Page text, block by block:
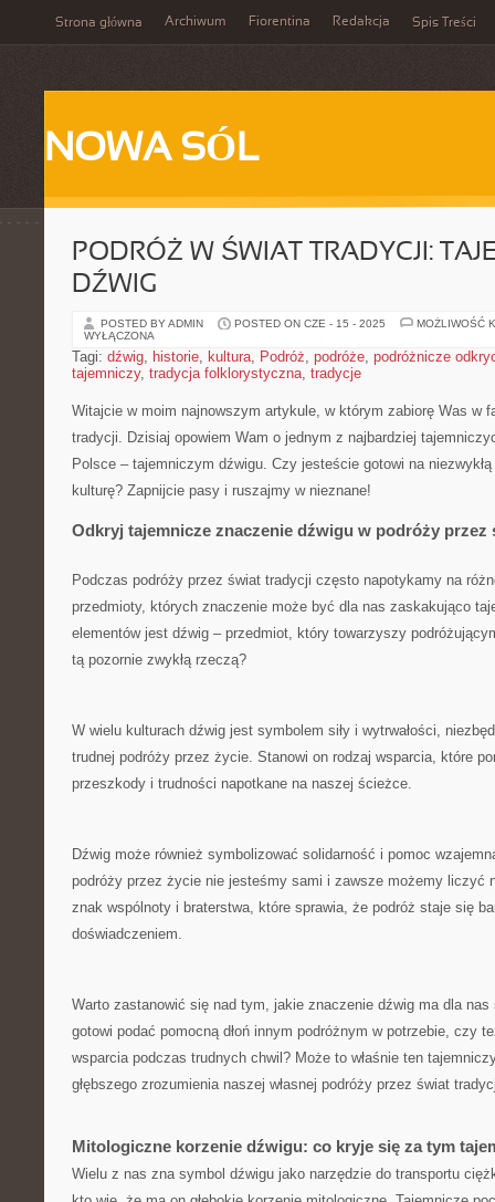
Strona główna Archiwum Fiorentina Redakcja Spis Treści
NOWA SÓL
PODRÓŻ W ŚWIAT TRADYCJI:
DŹWIG
POSTED BY ADMIN POSTED ON CZE - 15 - 2025
MOŻLIWOŚĆ
WYŁĄCZONA
Tagi: dźwig, historie, kultura, Podróż, podróże, podróżnicze
tajemniczy, tradycja folklorystyczna, tradycje
Witajcie w moim najnowszym artykule, w którym zabiorę Was w
tradycji. Dzisiaj⁤ opowiem Wam o jednym z najbardziej
Polsce – tajemniczym ​dźwigu. Czy jesteście gotowi na
kulturę? Zapnijcie pasy i ruszajmy w nieznane!
Odkryj tajemnicze ⁢znaczenie dźwigu w podróży przez
Podczas podróży przez świat⁢ tradycji często napotykamy⁢ na
⁣przedmioty, których znaczenie może być dla nas zaskakująco
elementów jest dźwig – przedmiot, który towarzyszy
tą pozornie zwykłą rzeczą?
W wielu ⁢kulturach⁤ dźwig⁤ jest symbolem siły i wytrwałości,
trudnej podróży przez życie. Stanowi on rodzaj ‌wsparcia, które
przeszkody i ‌trudności napotkane‌ na naszej ‌ścieżce.
Dźwig może ⁤również symbolizować solidarność i pomoc
podróży przez życie nie ⁣jesteśmy ⁢sami i zawsze możemy liczyć
znak⁢ wspólnoty i braterstwa, które sprawia, że ​podróż staje się
doświadczeniem.
Warto zastanowić się nad tym, jakie‍ znaczenie dźwig ma dla
gotowi podać ‍pomocną‌ dłoń innym podróżnym w potrzebie, czy
wsparcia podczas trudnych chwil? Może to właśnie ten
głębszego zrozumienia⁤ naszej ‍własnej podróży przez świat
Mitologiczne korzenie​ dźwigu: co kryje się za tym
Wielu z nas zna symbol dźwigu jako ‌narzędzie ​do transportu